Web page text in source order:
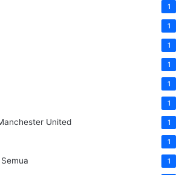
1
1
1
1
1
1
United 1
1
1